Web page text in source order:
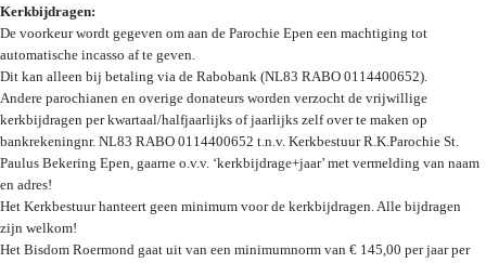
Kerkbijdragen:
De voorkeur wordt gegeven om aan de Parochie Epen een machtiging tot
automatische incasso af te geven.
Dit kan alleen bij betaling via de Rabobank (NL83 RABO 0114400652).
Andere parochianen en overige donateurs worden verzocht de vrijwillige
kerkbijdragen per kwartaal/halfjaarlijks of jaarlijks zelf over te maken op
bankrekeningnr. NL83 RABO 0114400652 t.n.v. Kerkbestuur R.K.Parochie St.
Paulus Bekering Epen, gaarne o.v.v. ‘kerkbijdrage+jaar’ met vermelding van naam
en adres!
Het Kerkbestuur hanteert geen minimum voor de kerkbijdragen. Alle bijdragen
zijn welkom!
Het Bisdom Roermond gaat uit van een minimumnorm van € 145,00 per jaar per